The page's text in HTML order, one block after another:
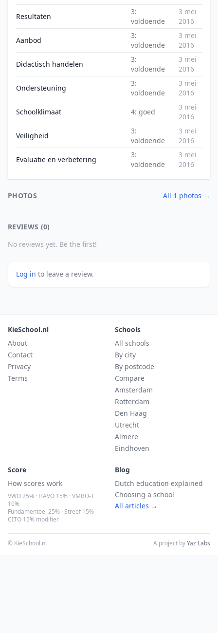
Resultaten
3:
voldoende
3 mei
2016
Aanbod
3:
voldoende
3 mei
2016
Didactisch handelen
3:
voldoende
3 mei
2016
Ondersteuning
3:
voldoende
3 mei
2016
Schoolklimaat 4: goed
3 mei
2016
Veiligheid
3:
voldoende
3 mei
2016
Evaluatie en verbetering
3:
voldoende
3 mei
2016
PHOTOS All 1 photos →
REVIEWS (0)
No reviews yet. Be the first!
Log in to leave a review.
KieSchool.nl
About
Contact
Privacy
Terms
Schools
All schools
By city
By postcode
Compare
Amsterdam
Rotterdam
Den Haag
Utrecht
Almere
Eindhoven
Score
How scores work
VWO 25% · HAVO 15% · VMBO-T
10%
Fundamenteel 25% · Streef 15%
CITO 15% modifier
Blog
Dutch education explained
Choosing a school
All articles →
© KieSchool.nl A project byYaz Labs